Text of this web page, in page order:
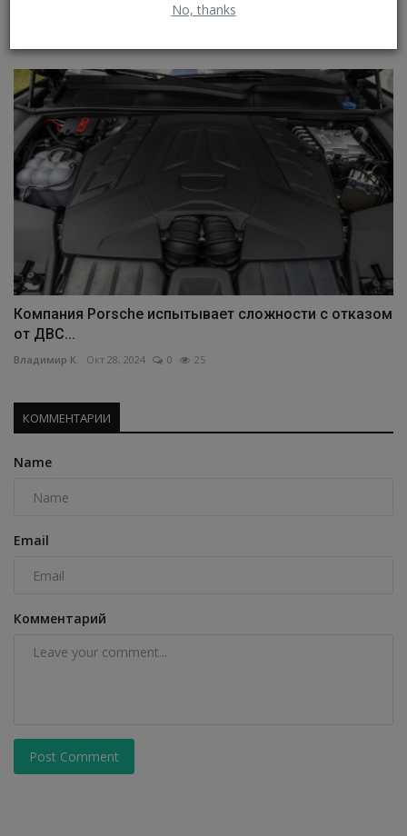
No, thanks
Компания Porsche испытывает сложности с отказом
от ДВС...
Владимир К. Окт 28, 2024 0 25
КОММЕНТАРИИ
Name
Email
Комментарий
Post Comment